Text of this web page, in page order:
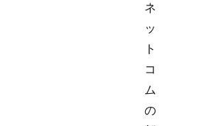
ネ
ッ
ト
コ
ム
の